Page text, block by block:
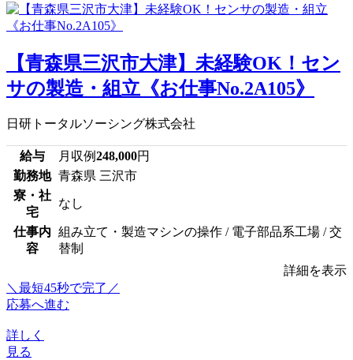
【青森県三沢市大津】未経験OK！セン
サの製造・組立《お仕事No.2A105》
日研トータルソーシング株式会社
給与 月収例248,000円
勤務地 青森県 三沢市
寮・社
宅
なし
仕事内
容
組み立て・製造マシンの操作 / 電子部品系工場 / 交
替制
詳細を表示
＼最短45秒で完了／
応募へ進む
詳しく
見る